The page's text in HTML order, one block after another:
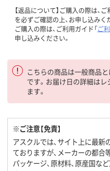
【返品について】ご購入の際は、
を必ずご確認の上、お申し込みく
ご購入の際は、ご利用ガイド「ご
申し込みください。
こちらの商品は一般商品
です。お届け日の詳細は
ます。
※ご注意【免責】
アスクルでは、サイト上に最
ておりますが、メーカーの都合
パッケージ、原材料、原産国な